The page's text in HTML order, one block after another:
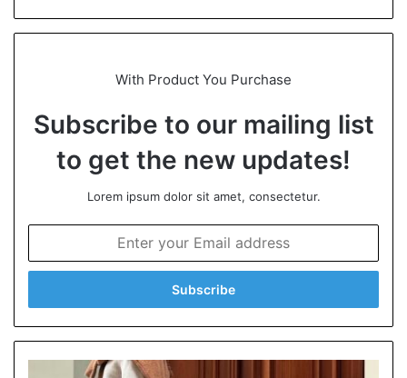
te
With Product You Purchase
Subscribe to our mailing list
to get the new updates!
Lorem ipsum dolor sit amet, consectetur.
t
r
y